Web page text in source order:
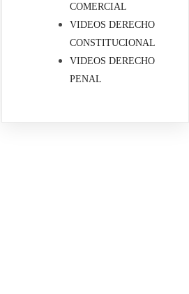
COMERCIAL
VIDEOS DERECHO
CONSTITUCIONAL
VIDEOS DERECHO
PENAL